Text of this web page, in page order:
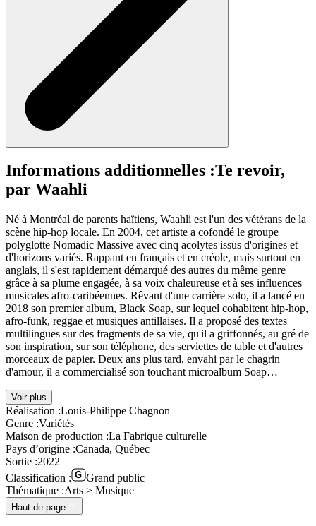
Informations additionnelles :Te revoir,
par Waahli
Né à Montréal de parents haïtiens, Waahli est l'un des vétérans de la
scène hip-hop locale. En 2004, cet artiste a cofondé le groupe
polyglotte Nomadic Massive avec cinq acolytes issus d'origines et
d'horizons variés. Rappant en français et en créole, mais surtout en
anglais, il s'est rapidement démarqué des autres du même genre
grâce à sa plume engagée, à sa voix chaleureuse et à ses influences
musicales afro-caribéennes. Rêvant d'une carrière solo, il a lancé en
2018 son premier album, Black Soap, sur lequel cohabitent hip-hop,
afro-funk, reggae et musiques antillaises. Il a proposé des textes
multilingues sur des fragments de sa vie, qu'il a griffonnés, au gré de
son inspiration, sur son téléphone, des serviettes de table et d'autres
morceaux de papier. Deux ans plus tard, envahi par le chagrin
d'amour, il a commercialisé son touchant microalbum Soap…
Voir plus
Réalisation :Louis-Philippe Chagnon
Genre :Variétés
Maison de production :La Fabrique culturelle
Pays d’origine :Canada, Québec
Sortie :2022
Classification :
Grand public
Thématique :Arts > Musique
Haut de page